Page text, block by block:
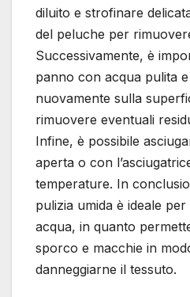
diluito e strofinare
del peluche per
Successivamente, è
panno con acqua pulita
nuovamente sulla
rimuovere eventuali
Infine, è possibile
aperta o con
temperature. In
pulizia umida è ideale
acqua, in quanto
sporco e macchie in
danneggiarne il tessuto.